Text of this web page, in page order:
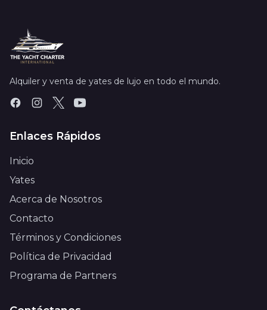
Alquiler y venta de yates de lujo en todo el mundo.
Enlaces Rápidos
Inicio
Yates
Acerca de Nosotros
Contacto
Términos y Condiciones
Política de Privacidad
Programa de Partners